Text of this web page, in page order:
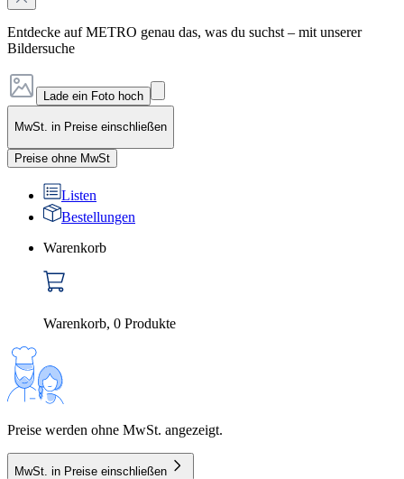
Entdecke auf METRO genau das, was du suchst – mit unserer
Bildersuche
Lade ein Foto hoch
MwSt. in Preise einschließen
Preise ohne MwSt
Listen
Bestellungen
Warenkorb
Warenkorb, 0 Produkte
Preise werden ohne MwSt. angezeigt.
MwSt. in Preise einschließen